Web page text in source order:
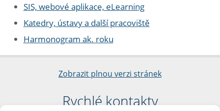
SIS, webové aplikace, eLearning
Katedry, ústavy a další pracoviště
Harmonogram ak. roku
Zobrazit plnou verzi stránek
Rychlé kontakty